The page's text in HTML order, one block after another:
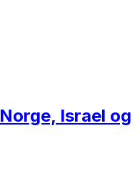
Israel og